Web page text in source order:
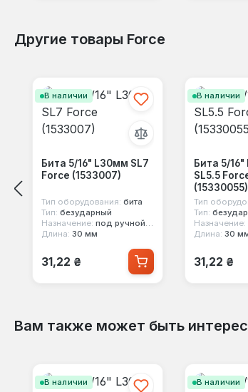
Другие товары Force
В наличии
Бита 5/16" L30мм SL7
Force (1533007)
Тип оборудования: бита
Тип: безударный
Назначение: под ручной инструмент
Длина: 30 мм
Обычная цена:
31,22 ₴
В наличии
Бита 5/
SL5.5
(15330055)
Тип
Тип:
Назначение:
Длина: 30
31,22 ₴
Вам также может быть
В наличии В наличии